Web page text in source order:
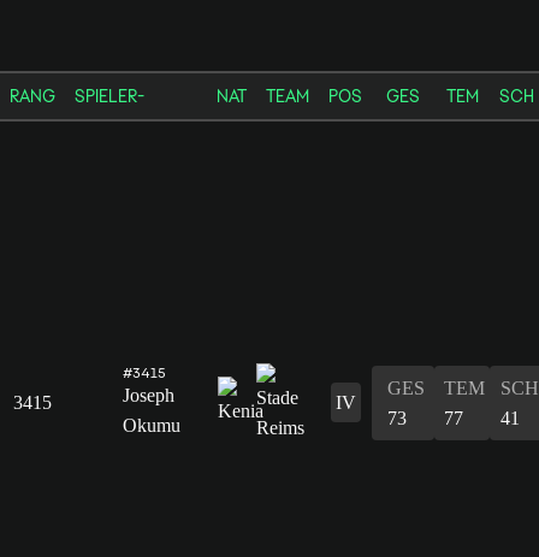
RANG SPIELER- NAT TEAM POS GES TEM SCH
3415
#3415
Joseph
Okumu
IV
GES
73
TEM
77
SCH
41